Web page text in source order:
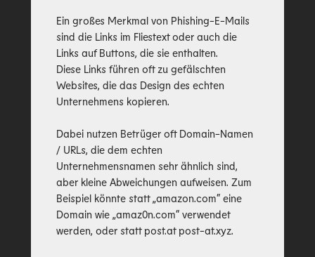
Ein großes Merkmal von Phishing-E-Mails
sind die Links im Fliestext oder auch die
Links auf Buttons, die sie enthalten.
Diese Links führen oft zu gefälschten
Websites, die das Design des echten
Unternehmens kopieren.
Dabei nutzen Betrüger oft Domain-Namen
/ URLs, die dem echten
Unternehmensnamen sehr ähnlich sind,
aber kleine Abweichungen aufweisen. Zum
Beispiel könnte statt „amazon.com“ eine
Domain wie „amaz0n.com“ verwendet
werden, oder statt post.at post-at.xyz.